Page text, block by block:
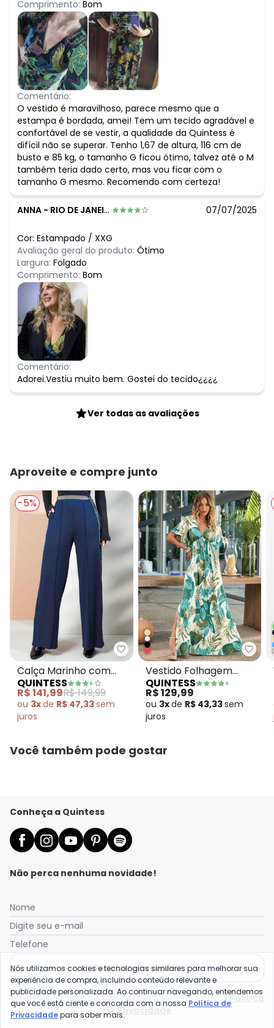
Comprimento: Bom
Comentário:
O vestido é maravilhoso, parece mesmo que a
estampa é bordada, amei! Tem um tecido agradável e
confortável de se vestir, a qualidade da Quintess é
difícil não se superar. Tenho 1,67 de altura, 116 cm de
busto e 85 kg, o tamanho G ficou ótimo, talvez até o M
também teria dado certo, mas vou ficar com o
tamanho G mesmo. Recomendo com certeza!
ANNA - RIO DE JANEIRO - RJ 07/07/2025
Cor: Estampado / XXG
Avaliação geral do produto: Ótimo
Largura: Folgado
Comprimento: Bom
Comentário:
Adorei.Vestiu muito bem. Gostei do tecido¿¿¿¿
Ver todas as avaliações
Aproveite e compre junto
-5%
Quintess - Calça Marinho com
Calça Marinho com
Nervuras Frontais
QUINTESS
R$ 141,99R$ 149,99
ou 3xde R$ 47,33sem
juros
Vestido Folhagem
Bege em Malha Fria
QUINTESS
R$ 129,99
ou 3xde R$ 43,33sem
juros
Você também pode gostar
Conheça a Quintess
Não perca nenhuma novidade!
Nome
Digite seu e-mail
Telefone
Receber novidades
Ao enviar o cadastro, você concorda com a nossa Política
de Privacidade
Nós utilizamos cookies e tecnologias similares para melhorar sua
experiência de compra, incluindo conteúdo relevante e
publicidade personalizada. Ao continuar navegando, entendemos
que você está ciente e concorda com a nossa Política de
Privacidadepara saber mais.